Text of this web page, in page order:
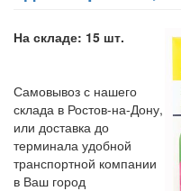
На складе: 15 шт.
Самовывоз с нашего
склада в Ростов-на-Дону,
или доставка до
терминала удобной
транспортной компании
в Ваш город